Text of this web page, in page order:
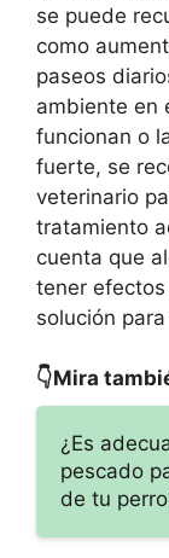
se puede
como
paseos
ambiente en
funcionan o
fuerte, se
veterinario
tratamiento
cuenta que
tener
solución
👇Mira
¿Es
pescado
de tu